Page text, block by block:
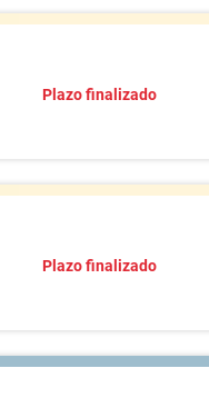
Plazo finalizado
Plazo finalizado